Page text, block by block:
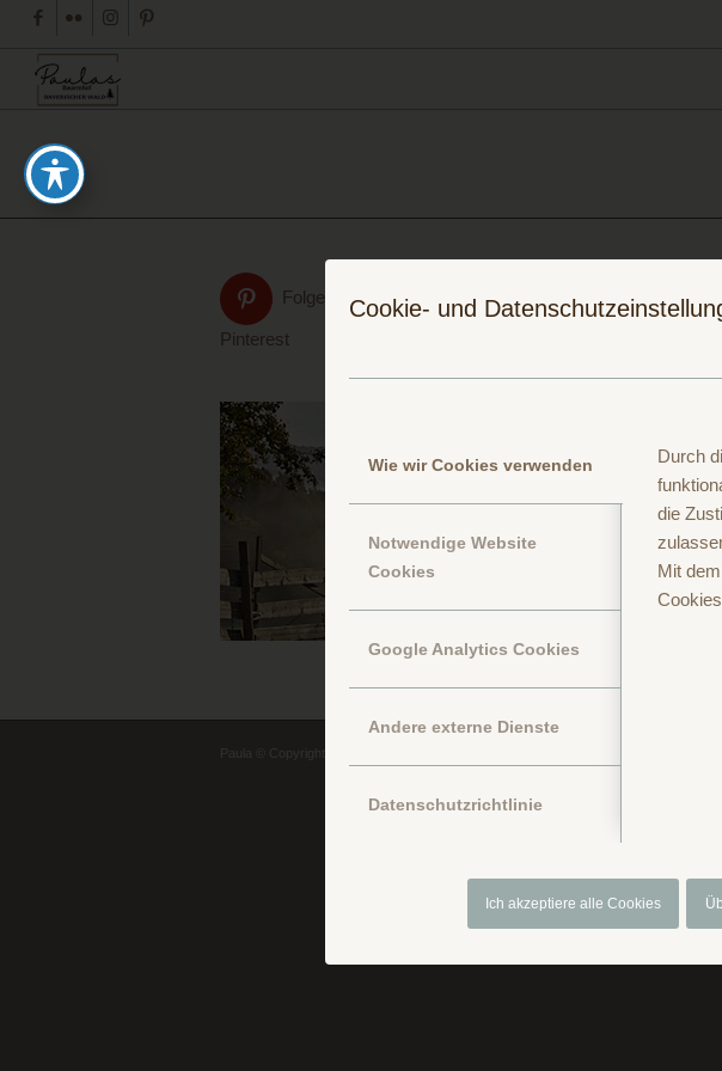
Cookie- und
Wie wir Cookies verwenden
Notwendige Website
Cookies
Google Analytics Cookies
Andere externe Dienste
Datenschutzrichtlinie
Durch
die
Mit
Ich akzeptiere alle Cookies
Folge uns auf
Pinterest
Folge uns auf
Paula © Copyright